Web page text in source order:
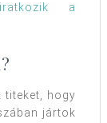
a
titeket, hogy
jártok